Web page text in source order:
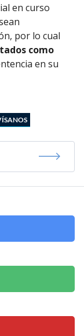
en curso
por lo cual
como
en su